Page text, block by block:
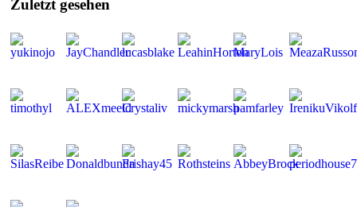
Zuletzt gesehen